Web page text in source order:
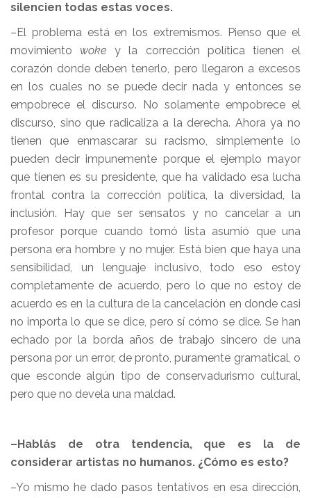
silencien todas estas voces.
–El problema está en los extremismos. Pienso que el
movimiento woke y la corrección política tienen el
corazón donde deben tenerlo, pero llegaron a excesos
en los cuales no se puede decir nada y entonces se
empobrece el discurso. No solamente empobrece el
discurso, sino que radicaliza a la derecha. Ahora ya no
tienen que enmascarar su racismo, simplemente lo
pueden decir impunemente porque el ejemplo mayor
que tienen es su presidente, que ha validado esa lucha
frontal contra la corrección política, la diversidad, la
inclusión. Hay que ser sensatos y no cancelar a un
profesor porque cuando tomó lista asumió que una
persona era hombre y no mujer. Está bien que haya una
sensibilidad, un lenguaje inclusivo, todo eso estoy
completamente de acuerdo, pero lo que no estoy de
acuerdo es en la cultura de la cancelación en donde casi
no importa lo que se dice, pero sí cómo se dice. Se han
echado por la borda años de trabajo sincero de una
persona por un error, de pronto, puramente gramatical, o
que esconde algún tipo de conservadurismo cultural,
pero que no devela una maldad.
–Hablás de otra tendencia, que es la de
considerar artistas no humanos. ¿Cómo es esto?
–Yo mismo he dado pasos tentativos en esa dirección,